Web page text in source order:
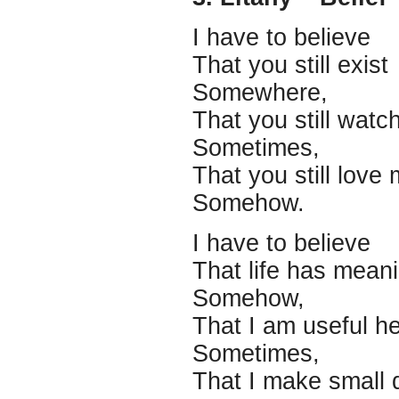
I have to believe
That you still exist
Somewhere,
That you still
Sometimes,
That you still love
Somehow.
I have to believe
That life has
Somehow,
That I am useful
Sometimes,
That I make small